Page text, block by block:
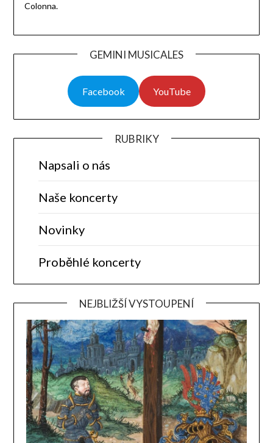
Colonna.
GEMINI MUSICALES
Facebook YouTube
RUBRIKY
Napsali o nás
Naše koncerty
Novinky
Proběhlé koncerty
NEJBLIŽŠÍ VYSTOUPENÍ